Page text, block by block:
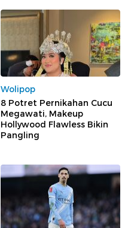
Wolipop
8 Potret Pernikahan Cucu
Megawati, Makeup
Hollywood Flawless Bikin
Pangling